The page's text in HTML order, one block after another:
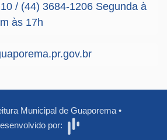
/ (44) 3684-1206 Segunda à
às 17h
Municipal de Guaporema •
por: